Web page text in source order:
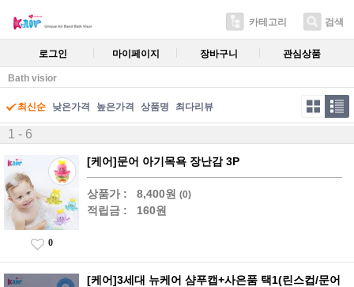
카테고리 검색
로그인 마이페이지 장바구니 관심상품
Bath visior
최신순 낮은가격 높은가격 상품명 최다리뷰
1 - 6
[케어]문어 아기목욕 장난감 3P
상품가 : 8,400원 (0)
적립금 : 160원
0
[케어]3세대 뉴케어 샴푸캡+사은품 택1(린스컵/문어